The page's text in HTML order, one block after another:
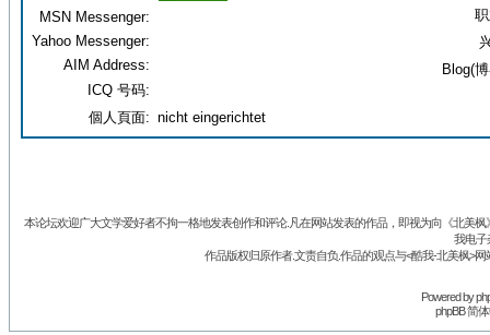
Blog(
MSN Messenger:
Yahoo Messenger:
AIM Address:
ICQ 号码:
個人頁面: nicht eingerichtet
本论坛欢迎广大文学爱好者不拘一格地发表创作和评论.凡在网站发表的作品，即视为向《北美
我电子
作品版权归原作者.文责自负.作品的观点与<酷我-北美枫>
Powered by
phpBB 简